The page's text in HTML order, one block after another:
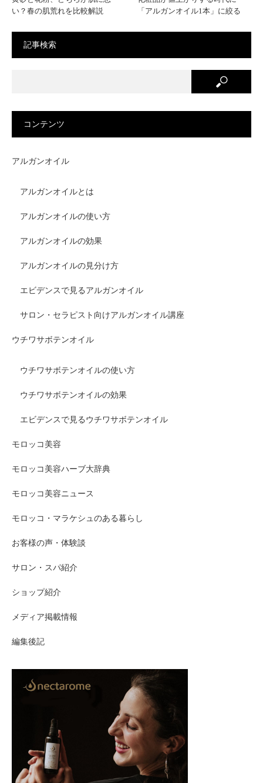
い？春の肌荒れを比較解説
「アルガンオイル1本」に絞る
記事検索
コンテンツ
アルガンオイル
アルガンオイルとは
アルガンオイルの使い方
アルガンオイルの効果
アルガンオイルの見分け方
エビデンスで見るアルガンオイル
サロン・セラピスト向けアルガンオイル講座
ウチワサボテンオイル
ウチワサボテンオイルの使い方
ウチワサボテンオイルの効果
エビデンスで見るウチワサボテンオイル
モロッコ美容
モロッコ美容ハーブ大辞典
モロッコ美容ニュース
モロッコ・マラケシュのある暮らし
お客様の声・体験談
サロン・スパ紹介
ショップ紹介
メディア掲載情報
編集後記